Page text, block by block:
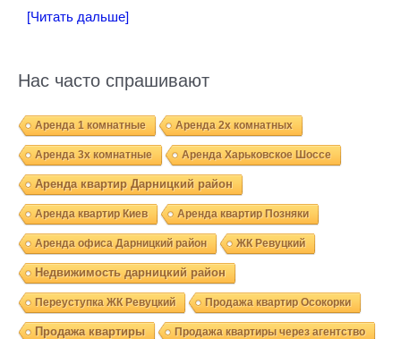
[Читать дальше]
Нас часто спрашивают
Аренда 1 комнатные Аренда 2х комнатных
Аренда 3х комнатные Аренда Харьковское Шоссе
Аренда квартир Дарницкий район
Аренда квартир Киев Аренда квартир Позняки
Аренда офиса Дарницкий район ЖК Ревуцкий
Недвижимость дарницкий район
Переуступка ЖК Ревуцкий Продажа квартир Осокорки
Продажа квартиры Продажа квартиры через агентство